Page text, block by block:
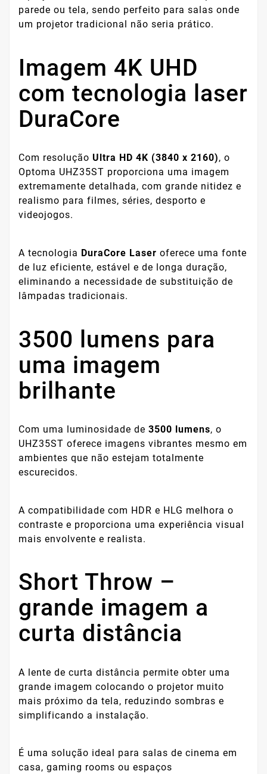
parede ou tela, sendo perfeito para salas onde
um projetor tradicional não seria prático.
Imagem 4K UHD
com tecnologia laser
DuraCore
Com resolução Ultra HD 4K (3840 x 2160), o
Optoma UHZ35ST proporciona uma imagem
extremamente detalhada, com grande nitidez e
realismo para filmes, séries, desporto e
videojogos.
A tecnologia DuraCore Laser oferece uma fonte
de luz eficiente, estável e de longa duração,
eliminando a necessidade de substituição de
lâmpadas tradicionais.
3500 lumens para
uma imagem
brilhante
Com uma luminosidade de 3500 lumens, o
UHZ35ST oferece imagens vibrantes mesmo em
ambientes que não estejam totalmente
escurecidos.
A compatibilidade com HDR e HLG melhora o
contraste e proporciona uma experiência visual
mais envolvente e realista.
Short Throw –
grande imagem a
curta distância
A lente de curta distância permite obter uma
grande imagem colocando o projetor muito
mais próximo da tela, reduzindo sombras e
simplificando a instalação.
É uma solução ideal para salas de cinema em
casa, gaming rooms ou espaços